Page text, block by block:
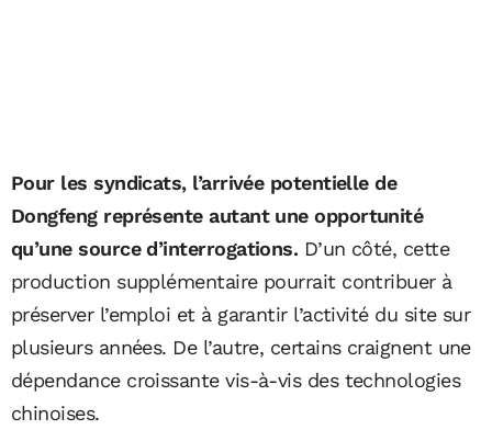
Pour les syndicats, l’arrivée potentielle de
Dongfeng représente autant une opportunité
qu’une source d’interrogations. D’un côté, cette
production supplémentaire pourrait contribuer à
préserver l’emploi et à garantir l’activité du site sur
plusieurs années. De l’autre, certains craignent une
dépendance croissante vis-à-vis des technologies
chinoises.